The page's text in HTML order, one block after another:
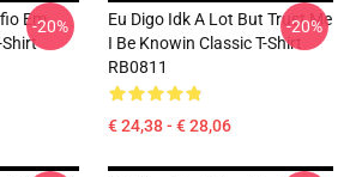
Em
Shirt
-20%
Eu Digo Idk A Lot But Trust Me
I Be Knowin Classic T-Shirt
RB0811
€ 24,38 - € 28,06
-20%